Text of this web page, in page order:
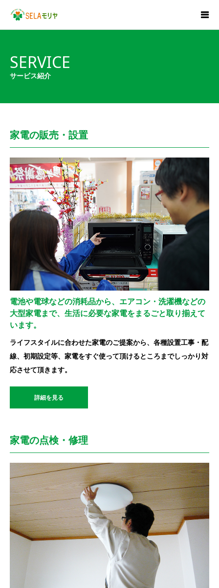
SERVICE
サービス紹介
家電の販売・設置
電池や電球などの消耗品から、エアコン・洗濯機などの
大型家電まで、生活に必要な家電をまるごと取り揃えて
います。
ライフスタイルに合わせた家電のご提案から、各種設置工事・配
線、初期設定等、家電をすぐ使って頂けるところまでしっかり対
応させて頂きます。
詳細を見る
家電の点検・修理